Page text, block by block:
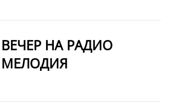
ВЕЧЕР НА РАДИО
МЕЛОДИЯ